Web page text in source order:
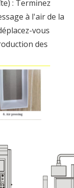
: Terminez
à l'air de la
vous
des